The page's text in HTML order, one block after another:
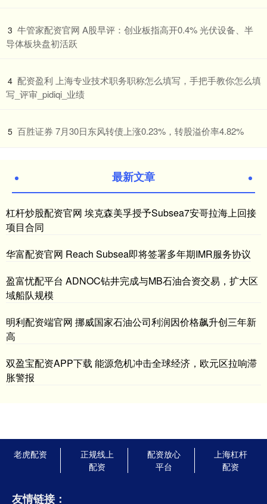
3 ​牛管家配资官网 A股早评：创业板指高开0.4% 光伏设备、半
导体板块盘初活跃
4 ​配资盈利 上海专业技术职务职称怎么填写，手把手教你怎么填
写_评审_pidiqi_业绩
5 ​百胜证券 7月30日东风转债上涨0.23%，转股溢价率4.82%
最新文章
杠杆炒股配资官网 埃克森美孚授予Subsea7安哥拉海上回接
项目合同
华富配资官网 Reach Subsea即将签署多年期IMR服务协议
盈富忧配平台 ADNOC钻井完成与MB石油合资交易，扩大区
域船队规模
明利配资端官网 挪威国家石油公司利润因价格飙升创三年新
高
双盈宝配资APP下载 能源危机冲击全球经济，欧元区拉响滞
胀警报
老虎配资
正规线上
配资
配资放心
平台
上海杠杆
配资
友情链接：